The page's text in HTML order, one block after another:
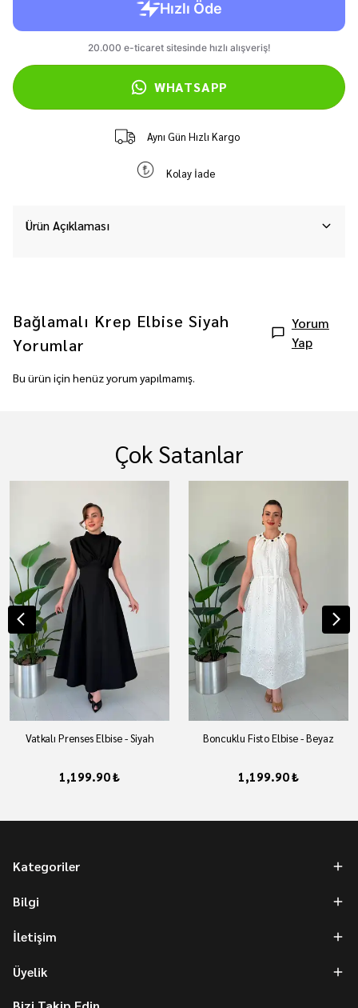
WHATSAPP
Aynı Gün Hızlı Kargo
Kolay İade
Ürün Açıklaması
Bağlamalı Krep Elbise Siyah
Yorumlar
Yorum
Yap
Bu ürün için henüz yorum yapılmamış.
Çok Satanlar
Vatkalı Prenses Elbise - Siyah
1,199.90 ₺
Boncuklu Fisto Elbise - Beyaz
1,199.90 ₺
Kategoriler
Bilgi
İletişim
Üyelik